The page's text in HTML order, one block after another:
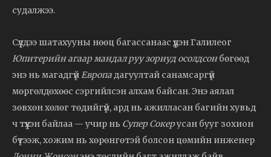
судалжээ.
Сүүлдээ шатахууны нөөц багассанаас үүдэн Галилеог
Юпитерийн агаар мандал руу зориуд осолдсонбөгөөд
энэ нь магадгүй Европа дагуултай санамсаргүй
мөргөлдөхөөс сэргийлсэн алхам байсан. Энэ аялал
зөвхөн хөлөг төдийгүй, ард нь ажилласан багийн хувьд
ч түүхэн байлаа — учир нь Супер Сокерусан бууг зохион
бүтээж, хожим нь хөрөнгөтэй болсон цөмийн инженер